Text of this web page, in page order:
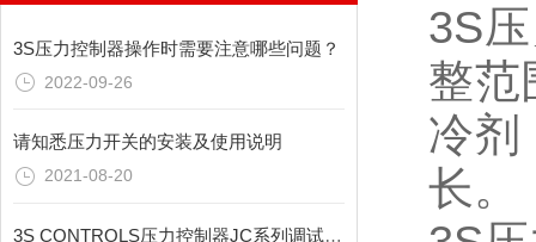
3S压力控制器操作时需要注意哪些问题？
2022-09-26
请知悉压力开关的安装及使用说明
2021-08-20
3S CONTROLS压力控制器JC系列调试说明
3S
整范
冷剂
长。